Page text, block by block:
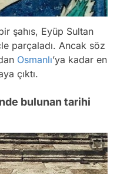
şahıs, Eyüp Sultan
parçaladı. Ancak söz
Osmanlı’ya kadar en
çıktı.
bulunan tarihi